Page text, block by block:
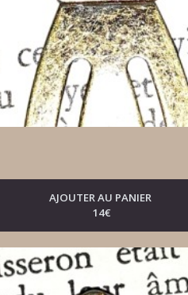
AJOUTER AU PANIER
14€